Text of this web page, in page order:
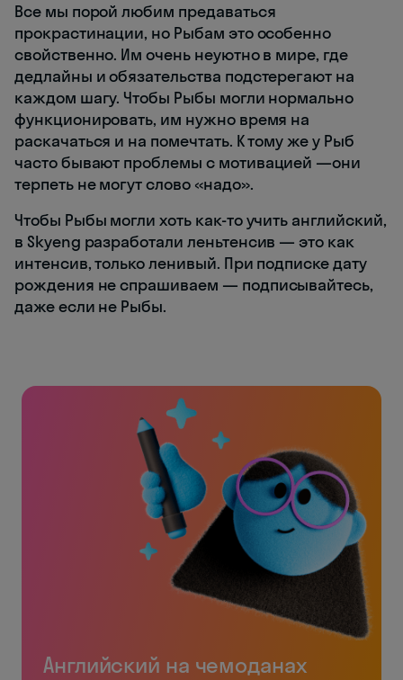
Все мы порой любим предаваться
прокрастинации, но Рыбам это особенно
свойственно. Им очень неуютно в мире, где
дедлайны и обязательства подстерегают на
каждом шагу. Чтобы Рыбы могли нормально
функционировать, им нужно время на
раскачаться и на помечтать. К тому же у Рыб
часто бывают проблемы с мотивацией —они
терпеть не могут слово «надо».
Чтобы Рыбы могли хоть как-то учить английский,
в Skyeng разработали леньтенсив — это как
интенсив, только ленивый. При подписке дату
рождения не спрашиваем — подписывайтесь,
даже если не Рыбы.
Английский на чемоданах